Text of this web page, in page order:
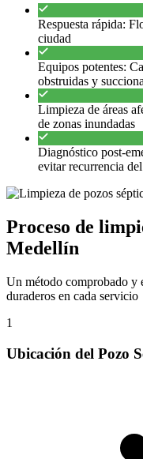
Respuesta rápida:
ciudad
Equipos potentes:
obstruidas y
Limpieza de áreas
de zonas inundadas
Diagnóstico post-
evitar recurrencia
Proceso de
Medellín
Un método comprobado y
duraderos en cada servicio
1
Ubicación del Pozo